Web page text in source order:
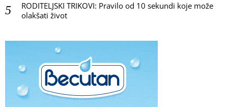
RODITELJSKI TRIKOVI: Pravilo od 10 sekundi koje može
olakšati život